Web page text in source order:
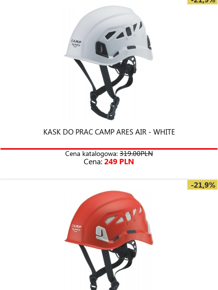
KASK DO PRAC CAMP ARES AIR - WHITE
Cena katalogowa: 319.00PLN
Cena:249 PLN
-21,9%